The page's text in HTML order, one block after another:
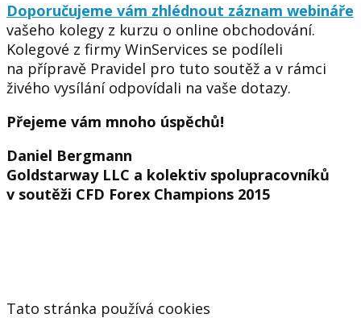
Doporučujeme vám zhlédnout záznam webináře
vašeho kolegy z kurzu o online obchodování.
Kolegové z firmy WinServices se podíleli
na přípravě Pravidel pro tuto soutěž a v rámci
živého vysílání odpovídali na vaše dotazy.
Přejeme vám mnoho úspěchů!
Daniel Bergmann
Goldstarway LLC a kolektiv spolupracovníků
v soutěži CFD Forex Champions 2015
Tato stránka používá cookies